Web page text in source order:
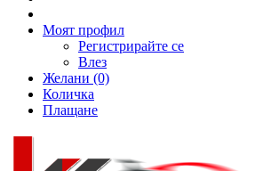
Моят профил
Регистрирайте се
Влез
Желани (0)
Количка
Плащане